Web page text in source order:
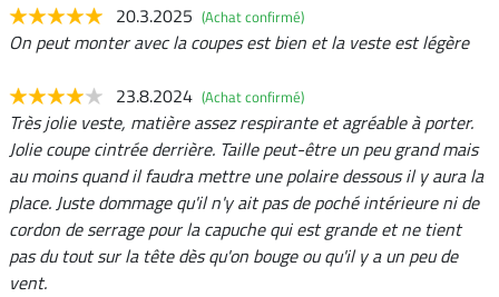
20.3.2025 (Achat confirmé)
On peut monter avec la coupes est bien et la veste est légère
23.8.2024 (Achat confirmé)
Très jolie veste, matière assez respirante et agréable à porter.
Jolie coupe cintrée derrière. Taille peut-être un peu grand mais
au moins quand il faudra mettre une polaire dessous il y aura la
place. Juste dommage qu'il n'y ait pas de poché intérieure ni de
cordon de serrage pour la capuche qui est grande et ne tient
pas du tout sur la tête dès qu'on bouge ou qu'il y a un peu de
vent.